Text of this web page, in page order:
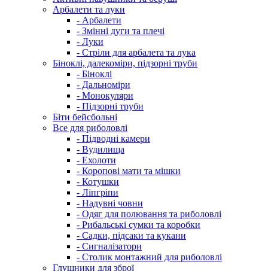
Арбалети та луки
- Арбалети
- Змінні дуги та плечі
- Луки
- Стріли для арбалета та лука
Біноклі, далекоміри, підзорні труби
- Біноклі
- Дальноміри
- Монокуляри
- Підзорні труби
Біти бейсбольні
Все для риболовлі
- Підводні камери
- Вудилища
- Ехолоти
- Коропові мати та мішки
- Котушки
- Ліпгріпи
- Надувні човни
- Одяг для полювання та риболовлі
- Рибальські сумки та коробки
- Садки, підсаки та кукани
- Сигналізатори
- Столик монтажний для риболовлі
Глушники для зброї